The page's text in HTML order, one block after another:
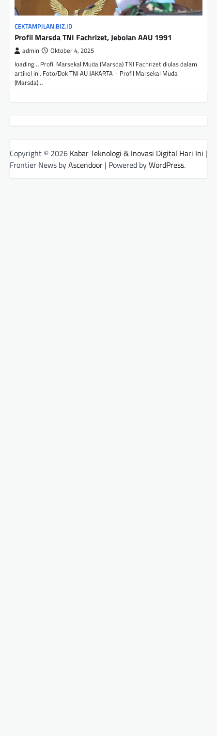
CEKTAMPILAN.BIZ.ID
Profil Marsda TNI Fachrizet, Jebolan AAU 1991
admin Oktober 4, 2025
loading… Profil Marsekal Muda (Marsda) TNI Fachrizet diulas dalam
artikel ini. Foto/Dok TNI AU JAKARTA – Profil Marsekal Muda
(Marsda)…
Copyright © 2026 Kabar Teknologi & Inovasi Digital Hari Ini |
Frontier News byAscendoor | Powered byWordPress.